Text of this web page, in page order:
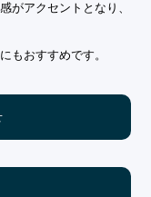
がアクセントとなり、
もおすすめです。